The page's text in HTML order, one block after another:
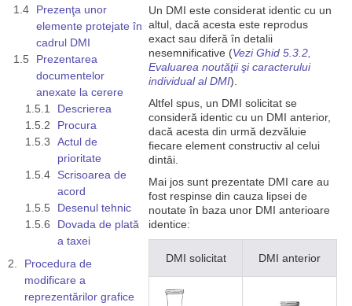
Prezenţa unor
elemente protejate în
cadrul DMI
Prezentarea
documentelor
anexate la cerere
Descrierea
Procura
Actul de
prioritate
Scrisoarea de
acord
Desenul tehnic
Dovada de plată
a taxei
Procedura de
modificare a
reprezentărilor grafice
Un DMI este considerat identic cu un
altul, dacă acesta este reprodus
exact sau diferă în detalii
nesemnificative (Vezi Ghid 5.3.2,
Evaluarea noutăţii şi caracterului
individual al DMI).
Altfel spus, un DMI solicitat se
consideră identic cu un DMI anterior,
dacă acesta din urmă dezvăluie
fiecare element constructiv al celui
dintâi.
Mai jos sunt prezentate DMI care au
fost respinse din cauza lipsei de
noutate în baza unor DMI anterioare
identice:
DMI solicitat DMI anterior